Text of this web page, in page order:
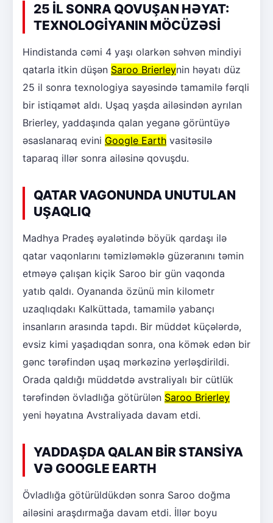
25 İL SONRA QOVUŞAN HƏYAT:
TEXNOLOGİYANIN MÖCÜZƏSİ
Hindistanda cəmi 4 yaşı olarkən səhvən mindiyi
qatarla itkin düşən Saroo Brierleynin həyatı düz
25 il sonra texnologiya sayəsində tamamilə fərqli
bir istiqamət aldı. Uşaq yaşda ailəsindən ayrılan
Brierley, yaddaşında qalan yeganə görüntüyə
əsaslanaraq evini Google Earth vasitəsilə
taparaq illər sonra ailəsinə qovuşdu.
QATAR VAGONUNDA UNUTULAN
UŞAQLIQ
Madhya Pradeş əyalətində böyük qardaşı ilə
qatar vaqonlarını təmizləməklə güzəranını təmin
etməyə çalışan kiçik Saroo bir gün vaqonda
yatıb qaldı. Oyananda özünü min kilometr
uzaqlıqdakı Kalküttada, tamamilə yabançı
insanların arasında tapdı. Bir müddət küçələrdə,
evsiz kimi yaşadıqdan sonra, ona kömək edən bir
gənc tərəfindən uşaq mərkəzinə yerləşdirildi.
Orada qaldığı müddətdə avstraliyalı bir cütlük
tərəfindən övladlığa götürülən Saroo Brierley
yeni həyatına Avstraliyada davam etdi.
YADDAŞDA QALAN BİR STANSİYA
VƏ GOOGLE EARTH
Övladlığa götürüldükdən sonra Saroo doğma
ailəsini araşdırmağa davam etdi. İllər boyu